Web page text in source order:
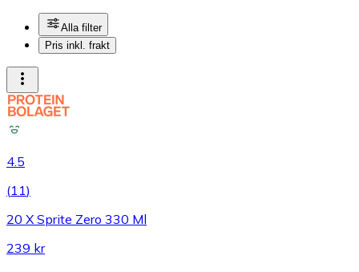
Alla filter
Pris inkl. frakt
4.5
(11)
20 X Sprite Zero 330 Ml
239 kr